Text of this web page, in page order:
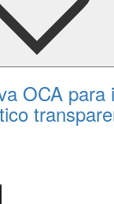
OCA